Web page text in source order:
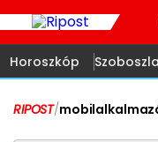
Horoszkóp
RIPOST/